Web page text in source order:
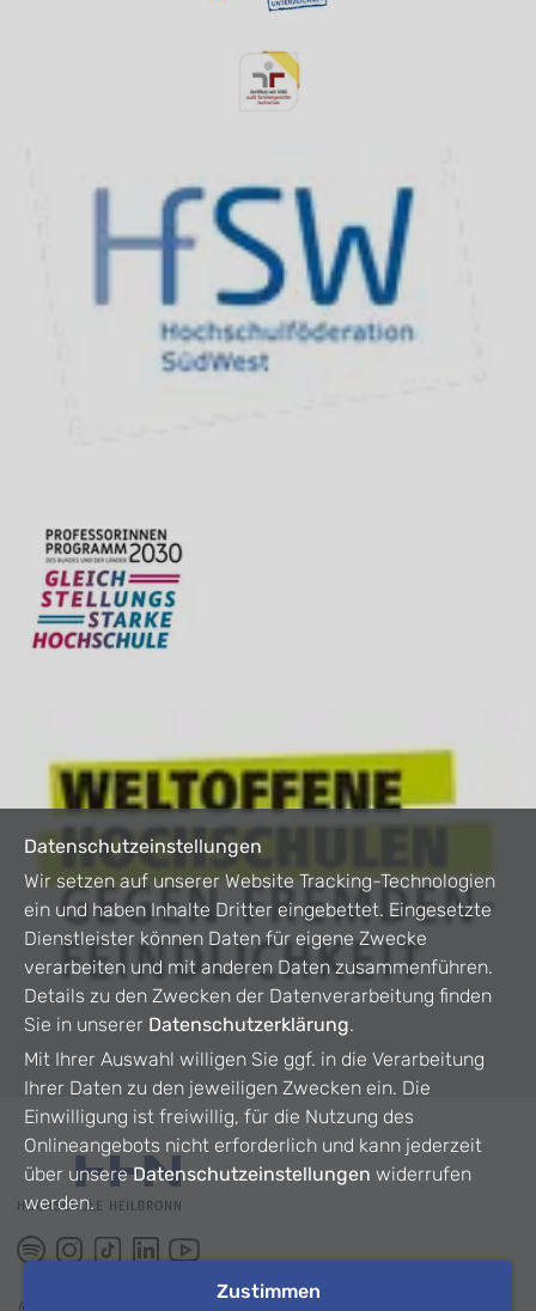
Datenschutzeinstellungen
Wir setzen auf unserer Website Tracking-Technologien
ein und haben Inhalte Dritter eingebettet. Eingesetzte
Dienstleister können Daten für eigene Zwecke
verarbeiten und mit anderen Daten zusammenführen.
Details zu den Zwecken der Datenverarbeitung finden
Sie in unserer Datenschutzerklärung.
Mit Ihrer Auswahl willigen Sie ggf. in die Verarbeitung
Ihrer Daten zu den jeweiligen Zwecken ein. Die
Einwilligung ist freiwillig, für die Nutzung des
Onlineangebots nicht erforderlich und kann jederzeit
über unsereDatenschutzeinstellungen widerrufen
werden.
Zustimmen